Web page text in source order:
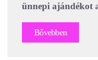
ünnepi ajándékot
Bővebben